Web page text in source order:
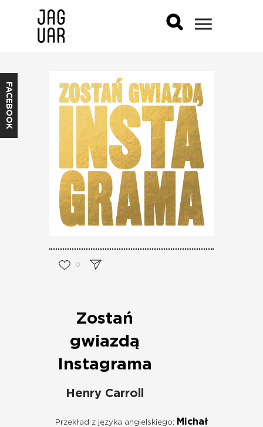
FACEBOOK
0
Zostań
gwiazdą
Instagrama
Henry Carroll
Przekład z języka angielskiego:
Michał